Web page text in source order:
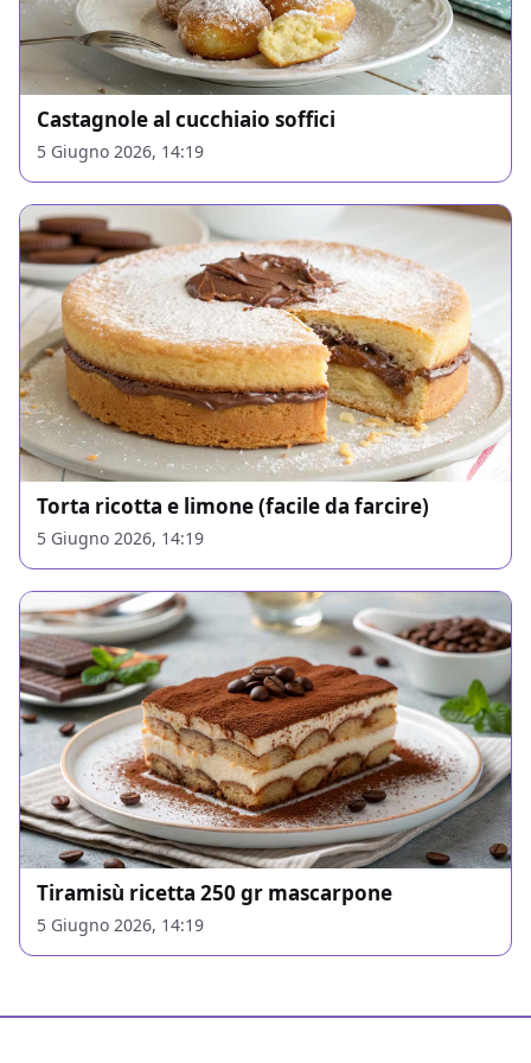
Castagnole al cucchiaio soffici
5 Giugno 2026, 14:19
Torta ricotta e limone (facile da farcire)
5 Giugno 2026, 14:19
Tiramisù ricetta 250 gr mascarpone
5 Giugno 2026, 14:19